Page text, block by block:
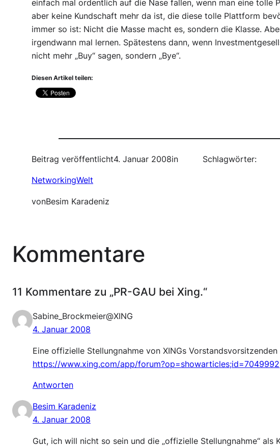
einfach mal ordentlich auf die Nase fallen, wenn man eine tolle
aber keine Kundschaft mehr da ist, die diese tolle Plattform
immer so ist: Nicht die Masse macht es, sondern die Klasse.
irgendwann mal lernen. Spätestens dann, wenn
nicht mehr „Buy“ sagen, sondern „Bye“.
Diesen Artikel teilen:
Beitrag veröffentlicht4. Januar 2008in
NetworkingWelt
vonBesim Karadeniz
Schlagwörter:
Kommentare
11 Kommentare zu „PR-GAU bei Xing.“
Sabine_Brockmeier@XING
4. Januar 2008
Eine offizielle Stellungnahme von XINGs
https://www.xing.com/app/
Antworten
Besim Karadeniz
4. Januar 2008
Gut, ich will nicht so sein und die „offizielle Stellungnahme“ als